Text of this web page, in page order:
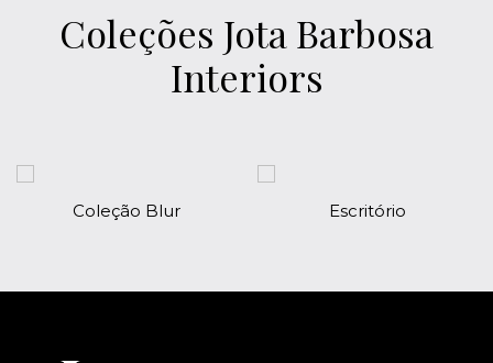
Coleções Jota Barbosa
Interiors